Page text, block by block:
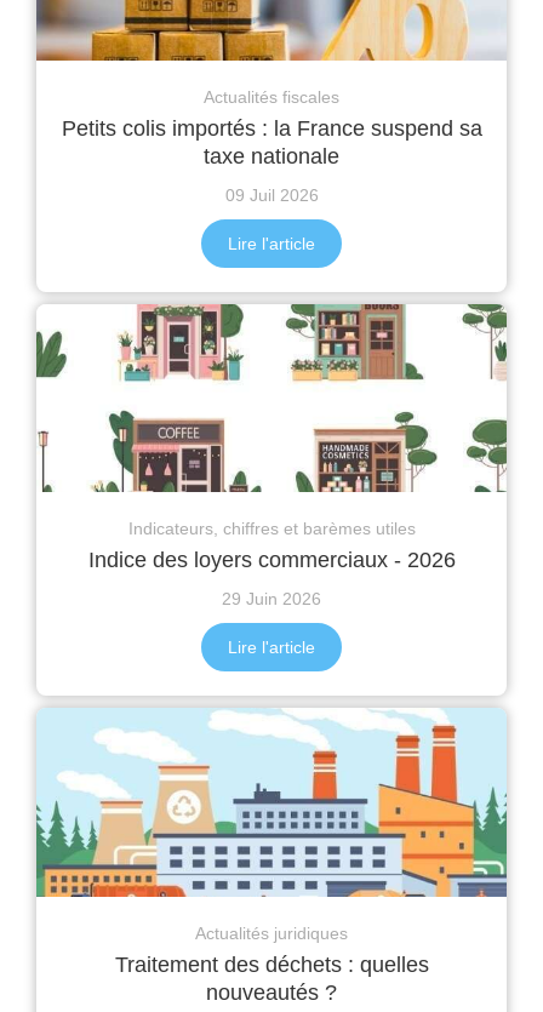
Actualités fiscales
Petits colis importés : la France suspend sa
taxe nationale
09 Juil 2026
Lire l'article
Indicateurs, chiffres et barèmes utiles
Indice des loyers commerciaux - 2026
29 Juin 2026
Lire l'article
Actualités juridiques
Traitement des déchets : quelles
nouveautés ?